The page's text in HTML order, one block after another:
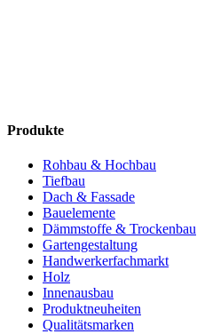
Produkte
Rohbau & Hochbau
Tiefbau
Dach & Fassade
Bauelemente
Dämmstoffe & Trockenbau
Gartengestaltung
Handwerkerfachmarkt
Holz
Innenausbau
Produktneuheiten
Qualitätsmarken